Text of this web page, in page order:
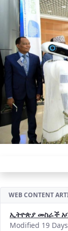
Previous
WEB CONTENT
ኢትዮጵያ መስራች
Modified 19